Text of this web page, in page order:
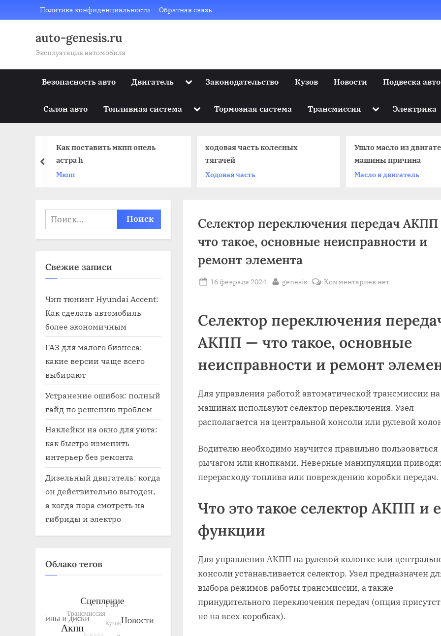
to
Политика конфиденциальности Обратная связь
auto-genesis.ru
Эксплуатация автомобиля
Безопасность авто Двигатель ToggleЗаконодательство Кузов Новости Подвеска авто
Салон авто Топливная система Toggle
menu
Тормозная система Трансмиссия Toggle
menu
Электрика
Как поставить мкпп опель
астра h
Мкпп
ходовая часть колесных
тягачей
Ходовая часть
Ушло масло из
машины причина
Масло в двигатель
prev
Селектор переключения передач
что такое, основные неисправности и
ремонт элемента
Posted
16 февраля 2024 By
genesis Комментариев к
переключения
передач
АКПП
что
основные
неисправности
ремонт
нет
Селектор переключения
АКПП — что такое, основные
неисправности и ремонт
Для управления работой автоматической трансмиссии на
машинах используют селектор переключения. Узел
располагается на центральной консоли или рулевой
Водителю необходимо научится правильно пользоваться
рычагом или кнопками. Неверные манипуляции
перерасходу топлива или повреждению коробки передач.
Что это такое селектор АКПП и
функции
Для управления АКПП на рулевой колонке или
консоли устанавливается селектор. Узел предназначен
выбора режимов работы трансмиссии, а также
принудительного переключения передач (опция
не на всех коробках).
Найти:
Свежие записи
Чип тюнинг Hyundai Accent:
Как сделать автомобиль
более экономичным
ГАЗ для малого бизнеса:
какие версии чаще всего
выбирают
Устранение ошибок: полный
гайд по решению проблем
Наклейки на окно для уюта:
как быстро изменить
интерьер без ремонта
Дизельный двигатель: когда
он действительно выгоден,
а когда пора смотреть на
гибриды и электро
Облако тегов